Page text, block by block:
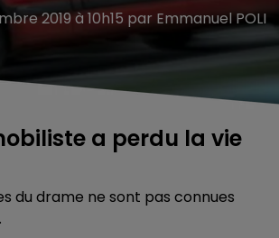
2019 à 10h15 par Emmanuel POLI
a perdu la vie
du drame ne sont pas connues